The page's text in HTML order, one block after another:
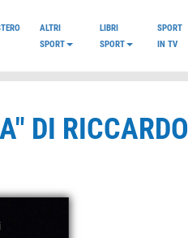
ALTRI
SPORT
LIBRI
SPORT
SPORT
IN TV
DI RICCARDO